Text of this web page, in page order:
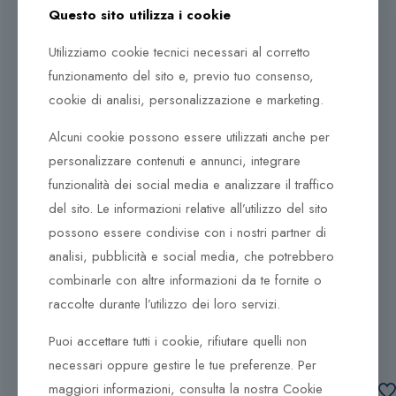
parti, e ben oltre il “cosa uno indossa”.
dell’estetica di Emporio Armani. Il marchio esprime
vitalità e un atteggiamento spensierato, possiede un
fascino particolare ed una speciale allure.
Prodotti correlati
220,00
9Nine
370,00
Alexandra E816R
Aggiungi al
Questo sito utilizza i cookie
Utilizziamo cookie tecnici necessari al corretto
funzionamento del sito e, previo tuo consenso,
cookie di analisi, personalizzazione e marketing.
Alcuni cookie possono essere utilizzati anche per
personalizzare contenuti e annunci, integrare
funzionalità dei social media e analizzare il traffico
del sito. Le informazioni relative all’utilizzo del sito
possono essere condivise con i nostri partner di
analisi, pubblicità e social media, che potrebbero
combinarle con altre informazioni da te fornite o
raccolte durante l’utilizzo dei loro servizi.
Puoi accettare tutti i cookie, rifiutare quelli non
necessari oppure gestire le tue preferenze. Per
maggiori informazioni, consulta la nostra Cookie